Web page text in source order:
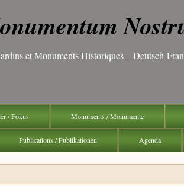
et Monuments Historiques – Deutsch-
/ Fokus Monuments / Monumente
Publications / Publikationen Agenda